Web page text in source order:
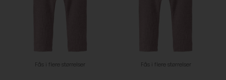
Fås i flere størrelser Fås i flere størrelser